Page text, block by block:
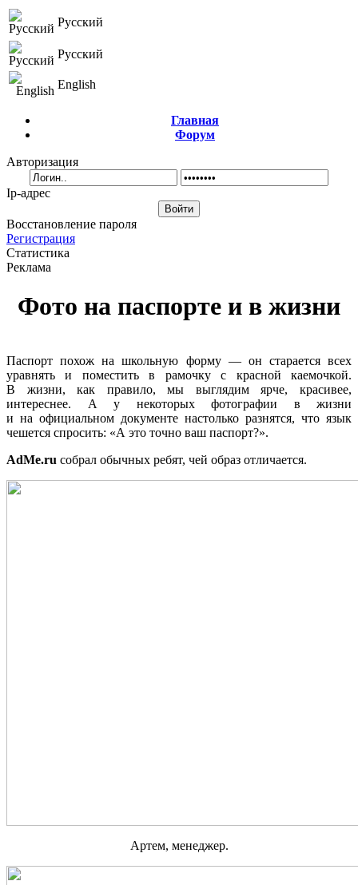
Русский
Русский
English
Главная
Форум
Авторизация
Ip-адрес
Восстановление пароля
Регистрация
Статистика
Реклама
Фото на паспорте и в жизни
Паспорт похож на школьную форму — он старается всех
уравнять и поместить в рамочку с красной каемочкой.
В жизни, как правило, мы выглядим ярче, красивее,
интереснее. А у некоторых фотографии в жизни
и на официальном документе настолько разнятся, что язык
чешется спросить: «А это точно ваш паспорт?».
AdMe.ru собрал обычных ребят, чей образ отличается.
Артем, менеджер.